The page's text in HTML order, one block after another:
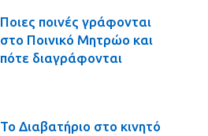
Ποιες ποινές γράφονται
στο Ποινικό Μητρώο και
πότε διαγράφονται
Το Διαβατήριο στο κινητό